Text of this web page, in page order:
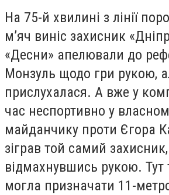
На 75-й хвилині з лінії
м’яч виніс захисник
«Десни» апелювали до
Монзуль щодо гри рукою,
прислухалася. А вже у
час неспортивно у
майданчику проти Єгора
зіграв той самий захисник,
відмахнувшись рукою. Тут
могла призначати 11-